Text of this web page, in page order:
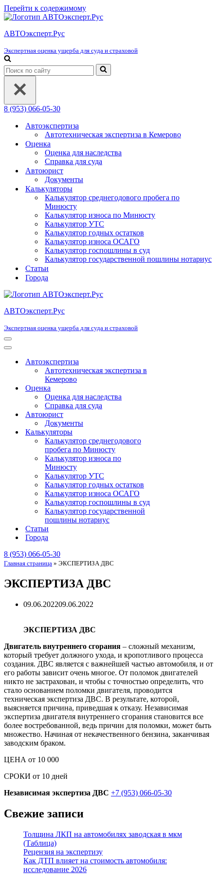
Перейти к содержимому
АВТОэксперт.Рус
Экспертная оценка ущерба для суда и страховой
Искать...
8 (953) 066-05-30
Автоэкспертиза
Автотехническая экспертиза в Кемерово
Оценка
Оценка для наследства
Справка для суда
Автоюрист
Документы
Калькуляторы
Калькулятор среднегодового пробега по
Минюсту
Калькулятор износа по Минюсту
Калькулятор УТС
Калькулятор годных остатков
Калькулятор износа ОСАГО
Калькулятор госпошлины в суд
Калькулятор государственной пошлины нотариус
Статьи
Города
АВТОэксперт.Рус
Экспертная оценка ущерба для суда и страховой
Меню
навигации
Меню
навигацииАвтоэкспертиза
Автотехническая экспертиза в
Кемерово
Оценка
Оценка для наследства
Справка для суда
Автоюрист
Документы
Калькуляторы
Калькулятор среднегодового
пробега по Минюсту
Калькулятор износа по
Минюсту
Калькулятор УТС
Калькулятор годных остатков
Калькулятор износа ОСАГО
Калькулятор госпошлины в суд
Калькулятор государственной
пошлины нотариус
Статьи
Города
8 (953) 066-05-30
Главная страница » ЭКСПЕРТИЗА ДВС
ЭКСПЕРТИЗА ДВС
09.06.202209.06.2022
ЭКСПЕРТИЗА ДВС
Двигатель внутреннего сгорания – сложный механизм,
который требует должного ухода, и кропотливого процесса
создания. ДВС является с важнейшей частью автомобиля, и от
его работы зависит очень многое. От поломок двигателей
никто не застрахован, и чтобы с точностью определить, что
стало основанием поломки двигателя, проводится
техническая экспертиза ДВС. В результате, которой,
выясняется причина, приведшая к отказу. Независимая
экспертиза двигателя внутреннего сгорания становится все
более востребованной, ведь причин для поломки, может быть
множество. Начиная от некачественного бензина, заканчивая
заводским браком.
ЦЕНА от 10 000
СРОКИ от 10 дней
Независимая экспертиза ДВС +7 (953) 066-05-30
Свежие записи
Толщина ЛКП на автомобилях заводская в мкм
(Таблица)
Рецензия на экспертизу
Как ДТП влияет на стоимость автомобиля:
исследование 2026